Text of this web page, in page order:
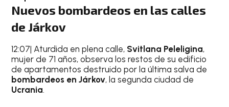
Nuevos bombardeos en las calles
de Járkov
12:07| Aturdida en plena calle, Svitlana Peleligina,
mujer de 71 años, observa los restos de su edificio
de apartamentos destruido por la última salva de
bombardeos en Járkov, la segunda ciudad de
Ucrania.